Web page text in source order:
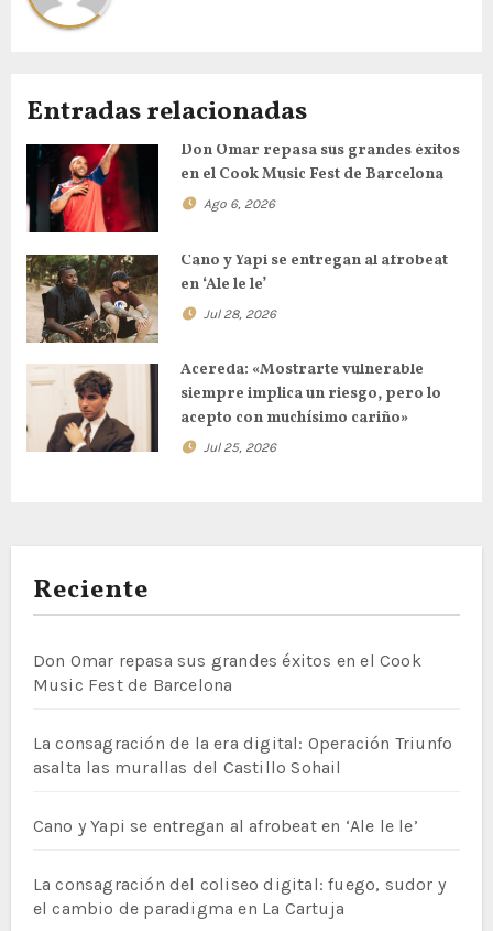
Entradas relacionadas
Don Omar repasa sus grandes éxitos
en el Cook Music Fest de Barcelona
Ago 6, 2026
Cano y Yapi se entregan al afrobeat
en ‘Ale le le’
Jul 28, 2026
Acereda: «Mostrarte vulnerable
siempre implica un riesgo, pero lo
acepto con muchísimo cariño»
Jul 25, 2026
Reciente
Don Omar repasa sus grandes éxitos en el Cook
Music Fest de Barcelona
La consagración de la era digital: Operación Triunfo
asalta las murallas del Castillo Sohail
Cano y Yapi se entregan al afrobeat en ‘Ale le le’
La consagración del coliseo digital: fuego, sudor y
el cambio de paradigma en La Cartuja